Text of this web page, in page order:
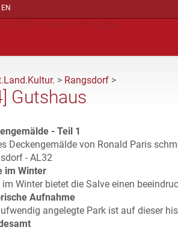
EN
> Rangsdorf >
Gutshaus
- Teil 1
Deckengemälde von Ronald Paris
- AL32
im Winter
im Winter bietet die Salve einen
Aufnahme
angelegte Park ist auf dieser